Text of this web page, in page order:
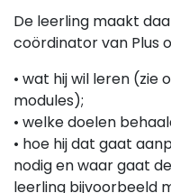
De leerling maakt
coördinator van Plus
• wat hij wil leren
modules);
• welke doelen
• hoe hij dat gaat
nodig en waar gaat
leerling bijvoorbeeld